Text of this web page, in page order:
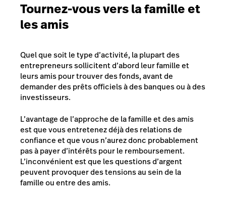
Tournez-vous vers la famille et
les amis
Quel que soit le type d’activité, la plupart des
entrepreneurs sollicitent d’abord leur famille et
leurs amis pour trouver des fonds, avant de
demander des prêts officiels à des banques ou à des
investisseurs.
L’avantage de l’approche de la famille et des amis
est que vous entretenez déjà des relations de
confiance et que vous n’aurez donc probablement
pas à payer d’intérêts pour le remboursement.
L’inconvénient est que les questions d’argent
peuvent provoquer des tensions au sein de la
famille ou entre des amis.